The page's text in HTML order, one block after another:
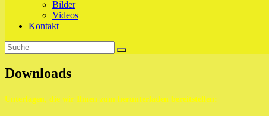
Bilder
Videos
Kontakt
Downloads
Unterlagen, die wir Ihnen zum herunterladen bereitstellen: